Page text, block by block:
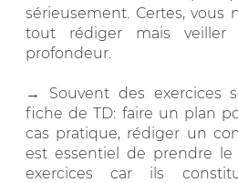
sérieusement. Certes, vous
tout rédiger mais
profondeur.
→ Souvent des exercices
fiche de TD: faire un plan
cas pratique, rédiger un
est essentiel de prendre
exercices car ils